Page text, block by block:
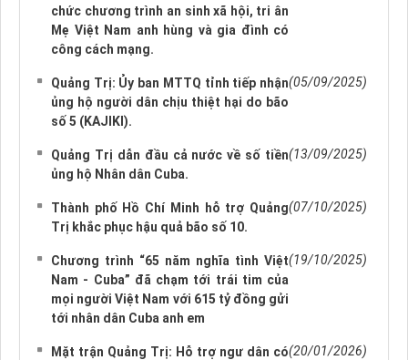
chức chương trình an sinh xã hội, tri ân
Mẹ Việt Nam anh hùng và gia đình có
công cách mạng.
Quảng Trị: Ủy ban MTTQ tỉnh tiếp nhận
ủng hộ người dân chịu thiệt hại do bão
số 5 (KAJIKI).
(05/09/2025)
Quảng Trị dẫn đầu cả nước về số tiền
ủng hộ Nhân dân Cuba.
(13/09/2025)
Thành phố Hồ Chí Minh hỗ trợ Quảng
Trị khắc phục hậu quả bão số 10.
(07/10/2025)
Chương trình “65 năm nghĩa tình Việt
Nam - Cuba” đã chạm tới trái tim của
mọi người Việt Nam với 615 tỷ đồng gửi
tới nhân dân Cuba anh em
(19/10/2025)
Mặt trận Quảng Trị: Hỗ trợ ngư dân có(20/01/2026)